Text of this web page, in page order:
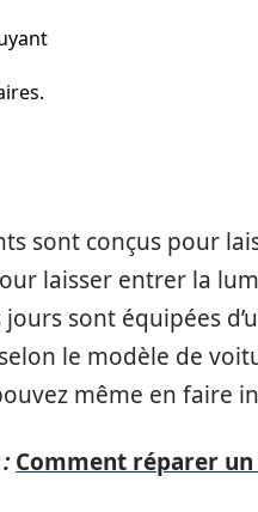
sont conçus pour
laisser entrer la
sont équipées
le modèle de
même en faire
Comment réparer